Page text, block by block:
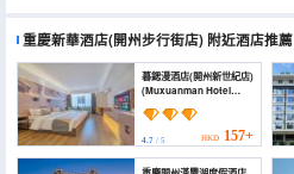
重慶新華酒店(開州步行街店) 附近酒店推薦
暮鍶漫酒店(開州新世紀店)
(Muxuanman Hotel
Branch))
4.7 / 5 HKD 157+